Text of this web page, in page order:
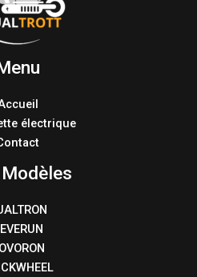
électrique